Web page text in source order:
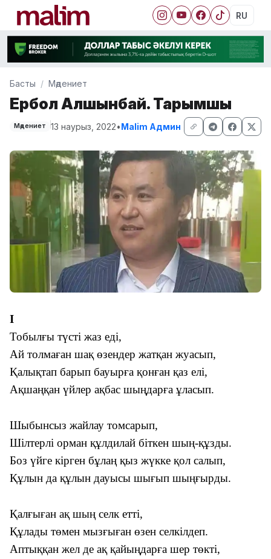
RU
Басты Мәдениет
Ербол Алшынбай. Тарымшы
Мәдениет 13 наурыз, 2022•Malim Админ
І
Тобылғы түсті жаз еді,
Ай толмаған шақ өзендер жатқан жуасып,
Қалықтап барып бауырға қонған қаз елі,
Ақшаңқан үйлер ақбас шыңдарға ұласып.
Шыбынсыз жайлау томсарып,
Шілтерлі орман құлдилай біткен шың-құзды.
Боз үйге кірген бұлаң қыз жүкке қол салып,
Құлын да құлын дауысы шығып шыңғырды.
Қалғыған ақ шың селк етті,
Құлады төмен мызғыған өзен селкілдеп.
Аптыққан жел де ақ қайыңдарға шер төкті,